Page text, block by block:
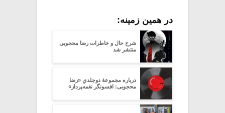
در همین زمینه:
شرح حال و خاطرات رضا محجوبی
منتشر شد
درباره مجموعۀ دوجلدیِ «رضا
محجوبی: افسونگر نغمه‌پرداز»